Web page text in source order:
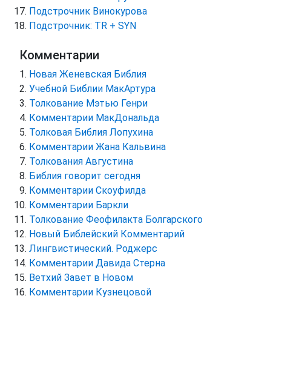
Подстрочник Винокурова
Подстрочник: TR + SYN
Комментарии
Новая Женевская Библия
Учебной Библии МакАртура
Толкование Мэтью Генри
Комментарии МакДональда
Толковая Библия Лопухина
Комментарии Жана Кальвина
Толкования Августина
Библия говорит сегодня
Комментарии Скоуфилда
Комментарии Баркли
Толкование Феофилакта Болгарского
Новый Библейский Комментарий
Лингвистический. Роджерс
Комментарии Давида Стерна
Ветхий Завет в Новом
Комментарии Кузнецовой